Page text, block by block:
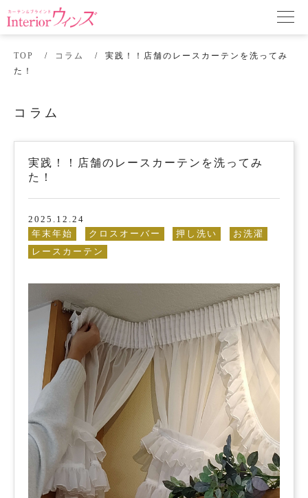
TOP コラム
実践！！店舗のレースカーテンを洗ってみ
た！
コラム
実践！！店舗のレースカーテンを洗ってみ
た！
2025.12.24
年末年始
クロスオーバー 押し洗い
お洗濯
レースカーテン